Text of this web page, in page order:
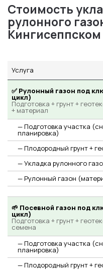
Стоимость
рулонного
Услуга
✅ Рулонный газон под
цикл)
Подготовка + грунт +
+ материал
— Подготовка участка
планировка)
— Плодородный грунт +
— Укладка рулонного
— Рулонный газон
🌱 Посевной газон под
цикл)
Подготовка + грунт +
семена
— Подготовка участка
планировка)
— Плодородный грунт +